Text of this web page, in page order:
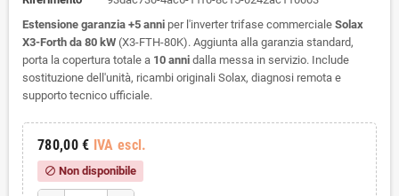
Estensione garanzia +5 anni per l'inverter trifase commerciale Solax
X3-Forth da 80 kW (X3-FTH-80K). Aggiunta alla garanzia standard,
porta la copertura totale a 10 anni dalla messa in servizio. Include
sostituzione dell'unità, ricambi originali Solax, diagnosi remota e
supporto tecnico ufficiale.
780,00 € IVA escl.
block Non disponibile